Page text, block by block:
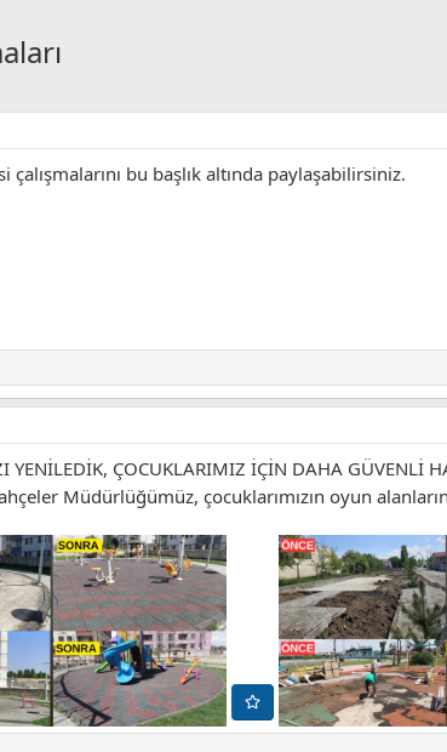
çalışmalarını bu başlık altında paylaşabilirsiniz.
YENİLEDİK, ÇOCUKLARIMIZ İÇİN DAHA GÜVENLİ
Müdürlüğümüz, çocuklarımızın oyun